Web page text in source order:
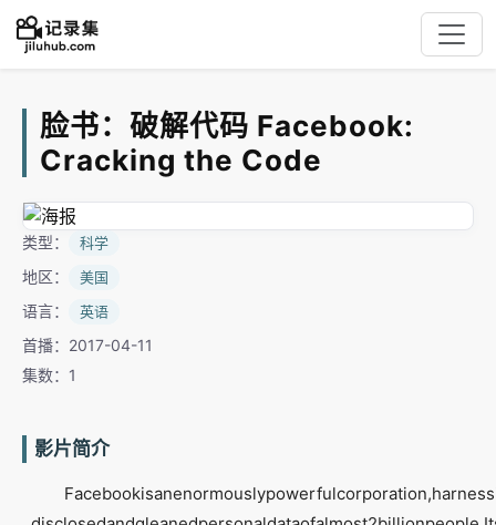
脸书：破解代码 Facebook:
Cracking the Code
类型： 科学
地区： 美国
语言： 英语
首播：2017-04-11
集数：1
影片简介